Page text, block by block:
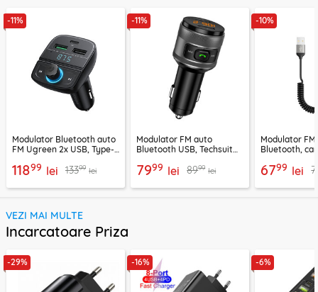
-11%
Modulator Bluetooth auto
FM Ugreen 2x USB, Type-
11899 lei 13399 lei
-11%
Modulator FM auto
Bluetooth USB, Techsuit
7999 lei 8999 lei
-10%
Modulator
Bluetooth,
6799 lei
VEZI MAI MULTE
Incarcatoare Priza
-29% -16% -6%